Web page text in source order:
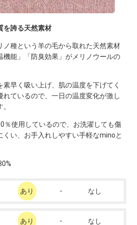
を誇る天然素材
ノ種という羊の毛から取れた天然素材
機能」「防臭効果」がメリノウールの
早く吸い上げ、肌の温度を下げてく
れているので、一日の温度変化が激し
％使用しているので、お洗濯しても傷
くい、お手入れしやすい手軽なminoと
あり ・ なし
あり ・ なし